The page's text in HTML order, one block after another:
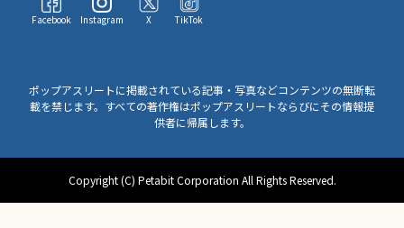
Facebook Instagram X TikTok
ポップアスリートに掲載されている記事・写真などコンテンツの無断転
載を禁じます。すべての著作権はポップアスリートならびにその情報提
供者に帰属します。
Copyright (C) Petabit Corporation All Rights Reserved.